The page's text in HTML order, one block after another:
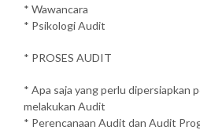
* Wawancara
* Psikologi Audit
* PROSES AUDIT
* Apa saja yang perlu dipersiapkan
melakukan Audit
* Perencanaan Audit dan Audit